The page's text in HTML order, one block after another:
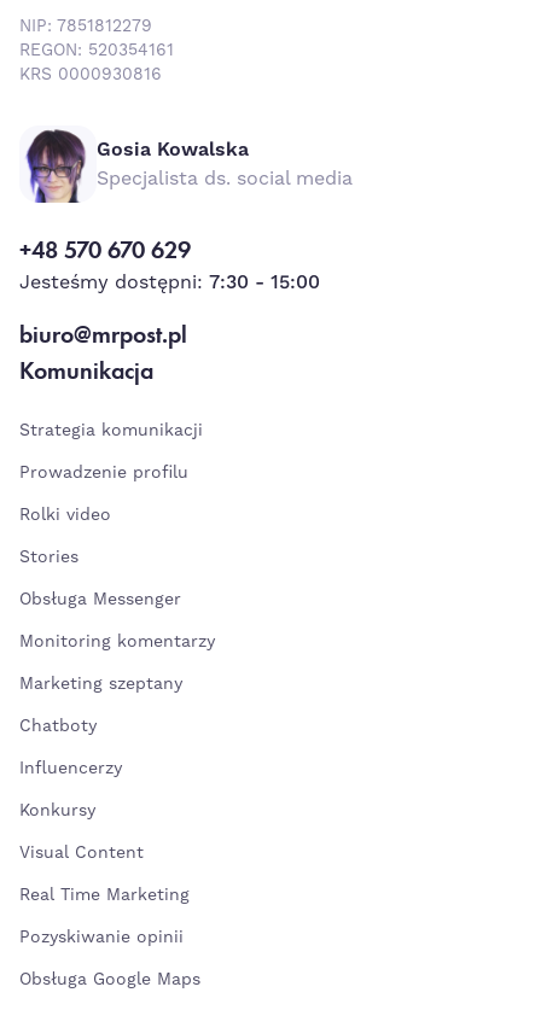
NIP: 7851812279
REGON: 520354161
KRS 0000930816
Gosia Kowalska
Specjalista ds. social media
+48 570 670 629
Jesteśmy dostępni: 7:30 - 15:00
biuro@mrpost.pl
Komunikacja
Strategia komunikacji
Prowadzenie profilu
Rolki video
Stories
Obsługa Messenger
Monitoring komentarzy
Marketing szeptany
Chatboty
Influencerzy
Konkursy
Visual Content
Real Time Marketing
Pozyskiwanie opinii
Obsługa Google Maps